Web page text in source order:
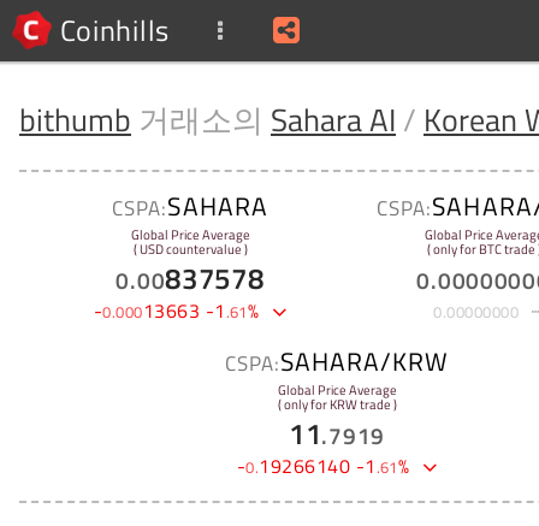
Coinhills
bithumb 거래소의 Sahara AI / Korean
CSPA:SAHARA
Global Price Average
( USD countervalue )
0.00837578
-0.00013663 -1.61%
CSPA:
Global Price
( only for BTC trade
0.
0.00000000
CSPA:SAHARA/KRW
Global Price Average
( only for KRW trade )
11.7919
-0.19266140 -1.61%